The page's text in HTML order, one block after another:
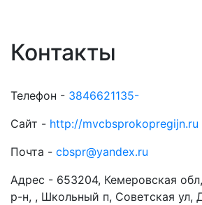
Контакты
Телефон - 3846621135-
Сайт - http://mvcbsprokopregijn.ru
Почта - cbspr@yandex.ru
Адрес - 653204, Кемеровская
р-н, , Школьный п, Советская ул,